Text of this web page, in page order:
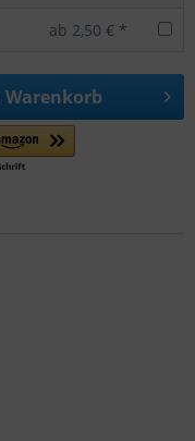
ab 2,50 € *
Warenkorb